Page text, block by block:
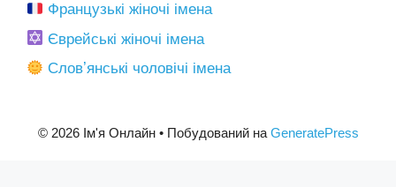
Французькі жіночі імена
Єврейські жіночі імена
Словʼянські чоловічі імена
© 2026 Ім'я Онлайн• Побудований на GeneratePress